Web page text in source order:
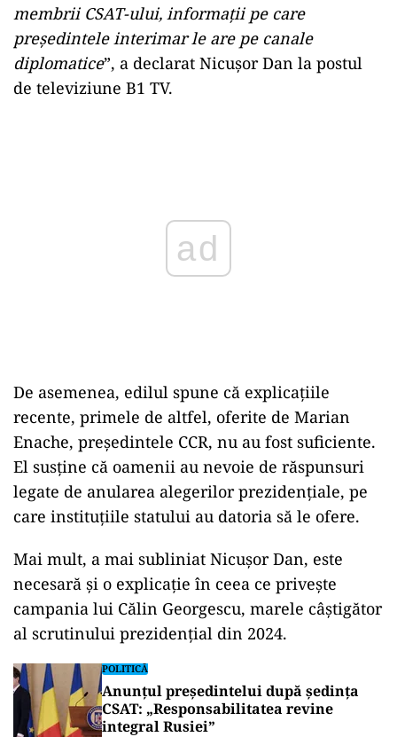
membrii CSAT-ului, informații pe care
președintele interimar le are pe canale
diplomatice”, a declarat Nicușor Dan la postul
de televiziune B1 TV.
De asemenea, edilul spune că explicațiile
recente, primele de altfel, oferite de Marian
Enache, președintele CCR, nu au fost suficiente.
El susține că oamenii au nevoie de răspunsuri
legate de anularea alegerilor prezidențiale, pe
care instituțiile statului au datoria să le ofere.
Mai mult, a mai subliniat Nicușor Dan, este
necesară și o explicație în ceea ce privește
campania lui Călin Georgescu, marele câștigător
al scrutinului prezidențial din 2024.
POLITICĂ
Anunțul președintelui după ședința
CSAT: „Responsabilitatea revine
integral Rusiei”